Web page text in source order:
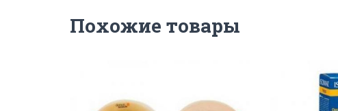
Похожие товары